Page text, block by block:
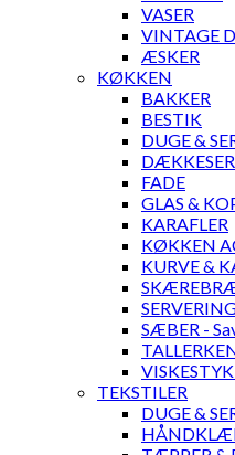
VASER
VINTAGE
ÆSKER
KØKKEN
BAKKER
BESTIK
DUGE &
FADE
GLAS &
KARAFLER
KØKKEN
KURVE &
SÆBER -
TEKSTILER
DUGE &